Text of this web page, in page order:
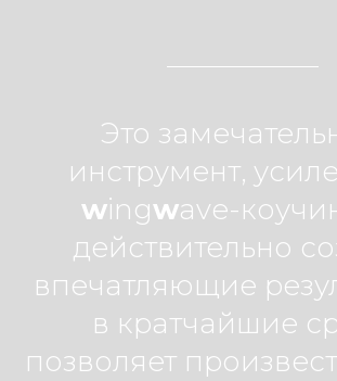
Это
инструмент,
wingwave-
действительно
впечатляющие
в кратчайшие
позволяет